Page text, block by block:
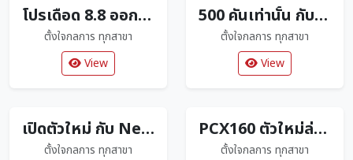
โปรเดือด 8.8 ออกรถดาวน์ 0 บาท
ตั้งใจกลการ ทุกสาขา
View
500 คันเท่านั้น กับ CLICK160R Limited Edition ตัวใหม่ล่าสุด
ตั้งใจกลการ ทุกสาขา
View
เปิดตัวใหม่ กับ New Honda Click160 ปี2026 ตัวใหม่ล่าสุด
ตั้งใจกลการ ทุกสาขา
PCX160 ตัวใหม่ล่าสุด มาพร้อมสีใหม่โดนใจแน่นอน
ตั้งใจกลการ ทุกสาขา